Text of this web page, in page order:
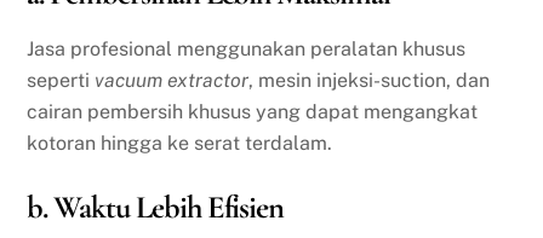
Jasa profesional menggunakan peralatan khusus
seperti vacuum extractor, mesin injeksi-suction, dan
cairan pembersih khusus yang dapat mengangkat
kotoran hingga ke serat terdalam.
b. Waktu Lebih Efisien